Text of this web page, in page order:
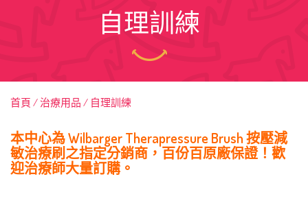
自理訓練
首頁 治療用品 自理訓練
本中心為 Wilbarger Therapressure Brush 按壓減
敏治療刷之指定分銷商，百份百原廠保證！歡
迎治療師大量訂購。